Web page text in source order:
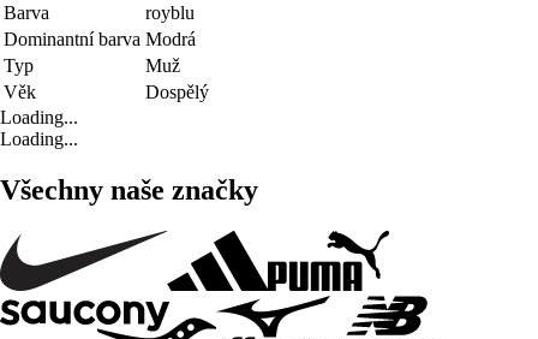
Barva
royblu
Dominantní barva Modrá
Typ
Muž
Věk
Dospělý
Loading...
Loading...
Všechny naše značky